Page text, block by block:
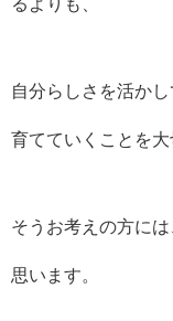
自分らしさを活か
育てていくことを大
そうお考えの方に
思います。